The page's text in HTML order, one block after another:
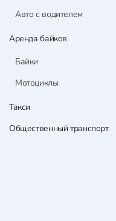
Авто с водителем
Аренда байков
Байки
Мотоциклы
Такси
Общественный транспорт